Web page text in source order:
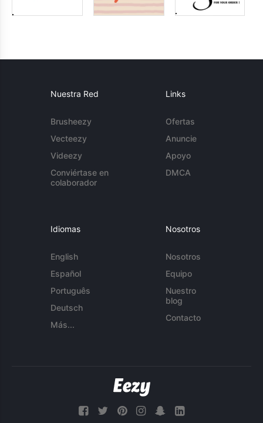
Nuestra Red
Brusheezy
Vecteezy
Videezy
Conviértase en
colaborador
Links
Ofertas
Anuncie
Apoyo
DMCA
Idiomas
English
Español
Português
Deutsch
Más...
Nosotros
Nosotros
Equipo
Nuestro
blog
Contacto